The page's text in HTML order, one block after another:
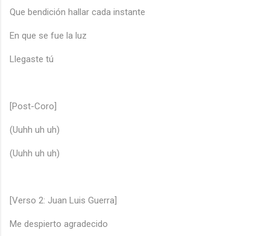
Que bendición hallar cada instante
En que se fue la luz
Llegaste tú
[Post-Coro]
(Uuhh uh uh)
(Uuhh uh uh)
[Verso 2: Juan Luis Guerra]
Me despierto agradecido